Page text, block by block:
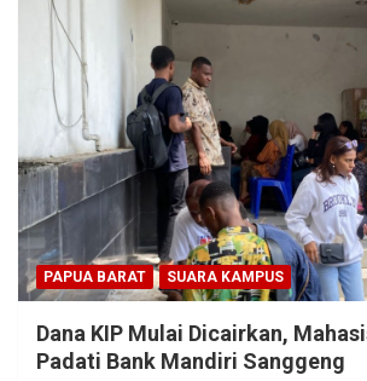
PAPUA BARAT SUARA KAMPUS
Dana KIP Mulai Dicairkan,
Padati Bank Mandiri Sanggeng